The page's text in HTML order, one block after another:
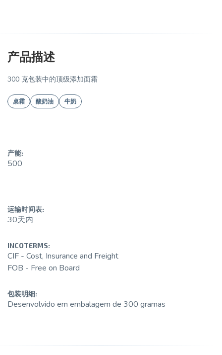
产品描述
300 克包装中的顶级添加面霜
桌霜 酸奶油 牛奶
产能:
500
运输时间表:
30天内
INCOTERMS:
CIF - Cost, Insurance and Freight
FOB - Free on Board
包装明细:
Desenvolvido em embalagem de 300 gramas